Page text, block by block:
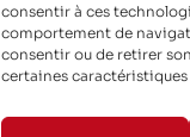
consentir à ces
comportement de
consentir ou de retirer
certaines